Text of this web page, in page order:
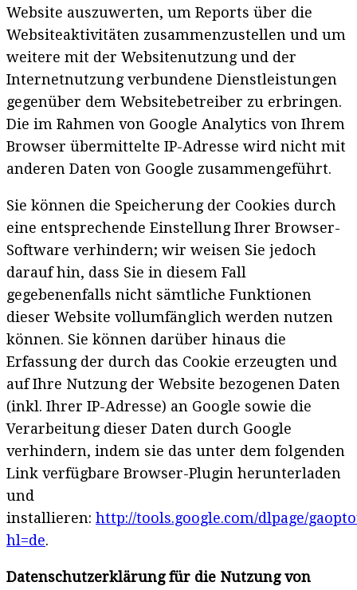
Website auszuwerten, um Reports über die
Websiteaktivitäten zusammenzustellen und um
weitere mit der Websitenutzung und der
Internetnutzung verbundene Dienstleistungen
gegenüber dem Websitebetreiber zu erbringen.
Die im Rahmen von Google Analytics von Ihrem
Browser übermittelte IP-Adresse wird nicht mit
anderen Daten von Google zusammengeführt.
Sie können die Speicherung der Cookies durch
eine entsprechende Einstellung Ihrer Browser-
Software verhindern; wir weisen Sie jedoch
darauf hin, dass Sie in diesem Fall
gegebenenfalls nicht sämtliche Funktionen
dieser Website vollumfänglich werden nutzen
können. Sie können darüber hinaus die
Erfassung der durch das Cookie erzeugten und
auf Ihre Nutzung der Website bezogenen Daten
(inkl. Ihrer IP-Adresse) an Google sowie die
Verarbeitung dieser Daten durch Google
verhindern, indem sie das unter dem folgenden
Link verfügbare Browser-Plugin herunterladen
und
installieren: http://tools.google.com/dlpage/
hl=de.
Datenschutzerklärung für die Nutzung von